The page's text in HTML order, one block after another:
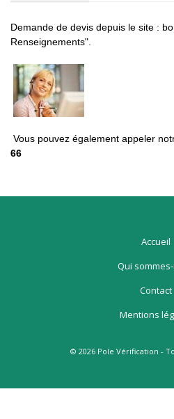
Demande de devis depuis le site :
Renseignements".
Vous pouvez également appeler
66
Accueil
Qui
Contact
Mentions
© 2026 Pole Vérification -